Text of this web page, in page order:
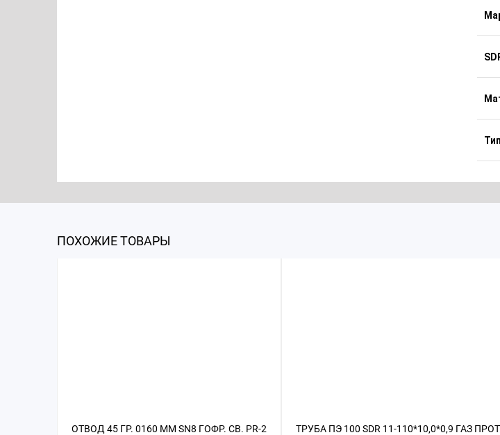
Тип
ПОХОЖИЕ ТОВАРЫ
ОТВОД 45 ГР. 0160 ММ SN8 ГОФР. СВ. PR-2 ТРУБА ПЭ 100 SDR 11-110*10,0*0,9 ГАЗ